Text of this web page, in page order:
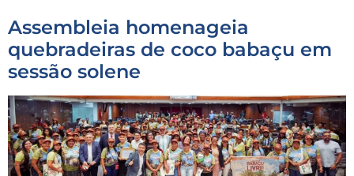
Assembleia homenageia
quebradeiras de coco babaçu em
sessão solene